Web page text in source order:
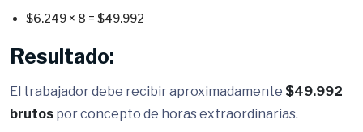
$6.249 × 8 = $49.992
Resultado:
El trabajador debe recibir aproximadamente $49.992
brutos por concepto de horas extraordinarias.